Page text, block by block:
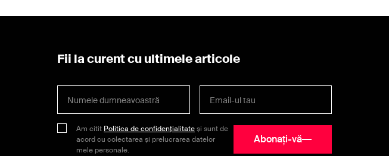
Fii la curent cu ultimele articole
Am citit Politica de confidențialitateși sunt de
acord cu colectarea și prelucrarea datelor
mele personale.
Abonați-vă